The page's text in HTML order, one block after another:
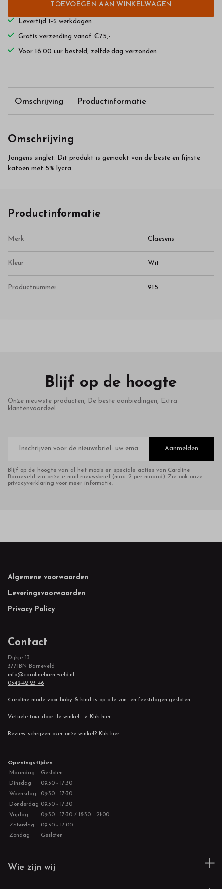
TOEVOEGEN AAN WINKELWAGEN
Levertijd 1-2 werkdagen
Gratis verzending vanaf €75,-
Voor 16:00 uur besteld, zelfde dag verzonden
Omschrijving Productinformatie
Omschrijving
Jongens singlet. Dit produkt is gemaakt van de beste en fijnste
katoen met 5% lycra.
Productinformatie
Merk Claesens
Kleur Wit
Productnummer 915
Blijf op de hoogte
Onze nieuwste producten, De beste aanbiedingen, Extra
klantenvoordeel
mailadres
Aanmelden
Blijf op de hoogte van al het moois en speciale acties van Caroline
Barneveld via onze e-mail nieuwsbrief (max. 2 per maand). Zie ook onze
privacyverklaring voor meer informatie.
Footer
Algemene voorwaarden
Leveringsvoorwaarden
Privacy Policy
Contact
Dijkje 13
3771BN Barneveld
info@carolinebarneveld.nl
0342-42 23 46
Caroline mode voor baby & kind is op alle zon- en feestdagen gesloten.
Virtuele tour door de winkel --> Klik hier
Review schrijven over onze winkel? Klik hier
Openingstijden
Maandag
Gesloten
Dinsdag
09:30 - 17:30
Woensdag
09:30 - 17:30
Donderdag 09:30 - 17:30
Vrijdag
09:30 - 17:30 / 18:30 - 21:00
Zaterdag
09:30 - 17:00
Zondag
Gesloten
Wie zijn wij